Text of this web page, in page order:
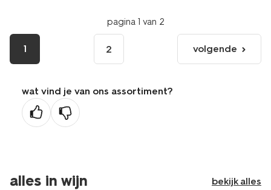
pagina 1 van 2
1 2
volgende
pagina
volgende
wat vind je van ons assortiment?
alles in wijn bekijk alles